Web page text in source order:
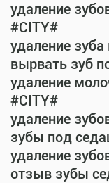
удаление
#CITY#
удаление
вырвать зуб
удаление
#CITY#
удаление
зубы под
удаление
отзыв зубы